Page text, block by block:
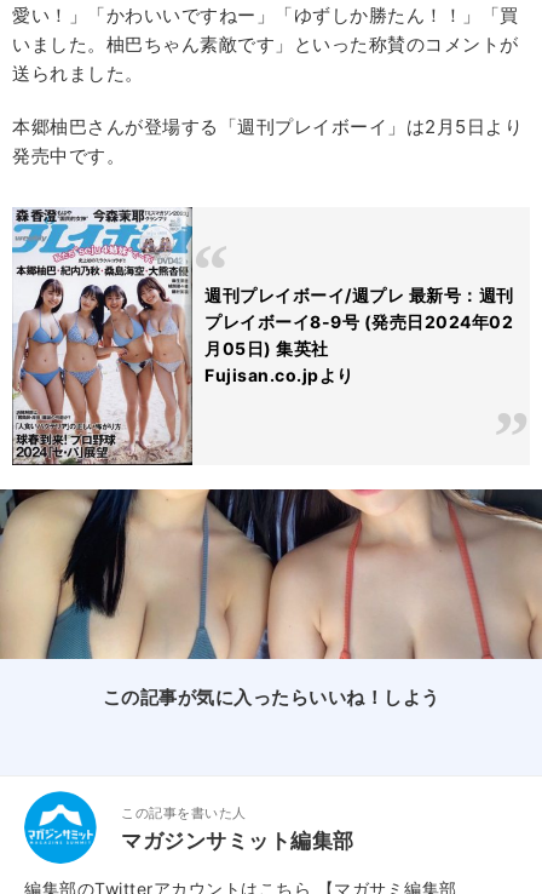
愛い！」「かわいいですねー」「ゆずしか勝たん！！」「買
いました。柚巴ちゃん素敵です」といった称賛のコメントが
送られました。
本郷柚巴さんが登場する「週刊プレイボーイ」は2月5日より
発売中です。
週刊プレイボーイ/週プレ 最新号：週刊
プレイボーイ8-9号 (発売日2024年02
月05日) 集英社
Fujisan.co.jpより
この記事が気に入ったらいいね！しよう
この記事を書いた人
マガジンサミット編集部
編集部のTwitterアカウントはこちら 【マガサミ編集部